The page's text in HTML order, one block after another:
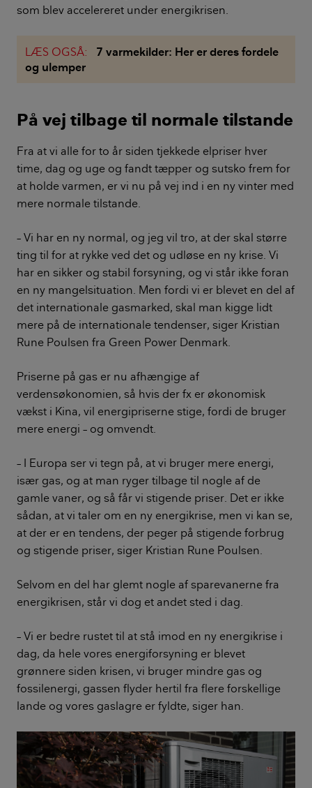
som blev accelereret under energikrisen.
LÆS OGSÅ:
7 varmekilder: Her er deres fordele
og ulemper
På vej tilbage til normale tilstande
Fra at vi alle for to år siden tjekkede elpriser hver
time, dag og uge og fandt tæpper og sutsko frem for
at holde varmen, er vi nu på vej ind i en ny vinter med
mere normale tilstande.
– Vi har en ny normal, og jeg vil tro, at der skal større
ting til for at rykke ved det og udløse en ny krise. Vi
har en sikker og stabil forsyning, og vi står ikke foran
en ny mangelsituation. Men fordi vi er blevet en del af
det internationale gasmarked, skal man kigge lidt
mere på de internationale tendenser, siger Kristian
Rune Poulsen fra Green Power Denmark.
Priserne på gas er nu afhængige af
verdensøkonomien, så hvis der fx er økonomisk
vækst i Kina, vil energipriserne stige, fordi de bruger
mere energi – og omvendt.
– I Europa ser vi tegn på, at vi bruger mere energi,
især gas, og at man ryger tilbage til nogle af de
gamle vaner, og så får vi stigende priser. Det er ikke
sådan, at vi taler om en ny energikrise, men vi kan se,
at der er en tendens, der peger på stigende forbrug
og stigende priser, siger Kristian Rune Poulsen.
Selvom en del har glemt nogle af sparevanerne fra
energikrisen, står vi dog et andet sted i dag.
– Vi er bedre rustet til at stå imod en ny energikrise i
dag, da hele vores energiforsyning er blevet
grønnere siden krisen, vi bruger mindre gas og
fossilenergi, gassen flyder hertil fra flere forskellige
lande og vores gaslagre er fyldte, siger han.